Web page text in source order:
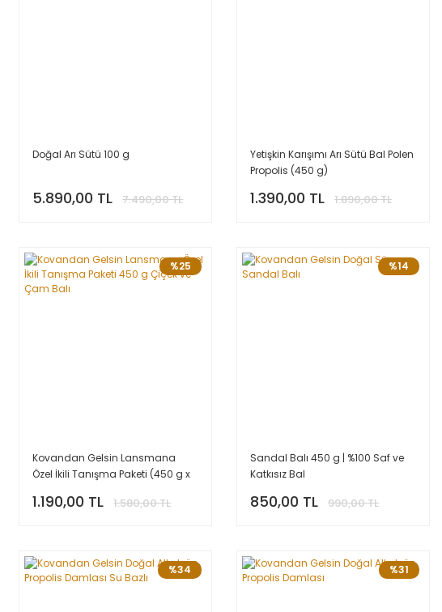
Doğal Arı Sütü 100 g
5.890,00 TL 7.490,00 TL
Yetişkin Karışımı Arı Sütü Bal Polen
Propolis (450 g)
1.390,00 TL 1.890,00 TL
%25
Kovandan Gelsin Lansmana
Özel İkili Tanışma Paketi (450 g x
1.190,00 TL 1.580,00 TL
%14
Sandal Balı 450 g | %100 Saf ve
Katkısız Bal
850,00 TL 990,00 TL
%34 %31